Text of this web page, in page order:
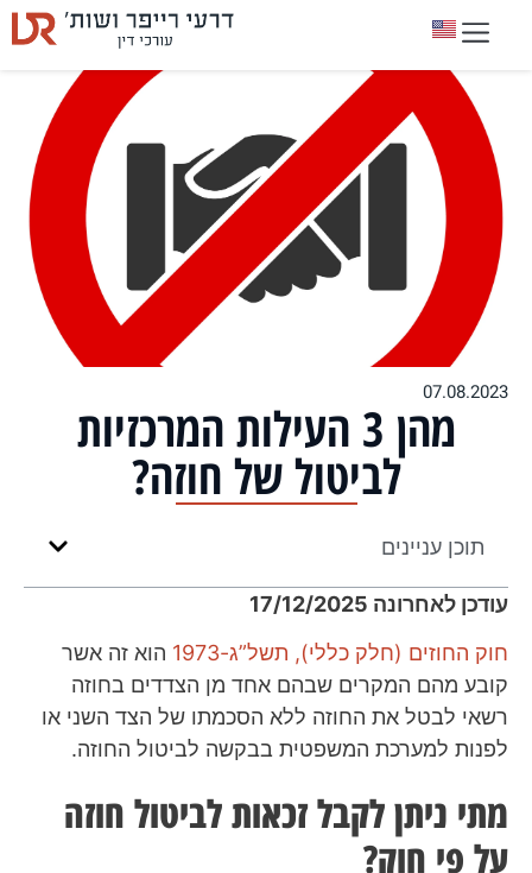
07.08.2023
מהן 3 העילות המרכזיות
לביטול של חוזה?
תוכן עניינים
עודכן לאחרונה 17/12/2025
חוק החוזים (חלק כללי), תשל”ג-1973
הוא זה אשר
קובע מהם המקרים שבהם אחד מן הצדדים בחוזה
רשאי לבטל את החוזה ללא הסכמתו של הצד השני או
לפנות למערכת המשפטית בבקשה לביטול החוזה.
מתי ניתן לקבל זכאות לביטול חוזה
על פי חוק?